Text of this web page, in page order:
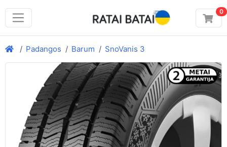
0
Padangos Barum SnoVanis 3